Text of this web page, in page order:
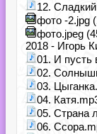
12.
фото -2.jpg
фото.jpeg
2018 - Игорь
01. И пусть
02.
03.
04.
05. Страна
06.